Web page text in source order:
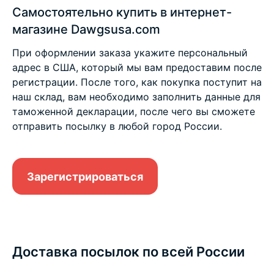
Самостоятельно купить в интернет-
магазине Dawgsusa.com
При оформлении заказа укажите персональный
адрес в США, который мы вам предоставим после
регистрации. После того, как покупка поступит на
наш склад, вам необходимо заполнить данные для
таможенной декларации, после чего вы сможете
отправить посылку в любой город России.
Зарегистрироваться
Доставка посылок по всей России